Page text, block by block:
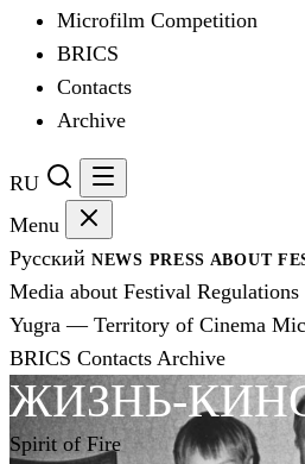
Microfilm Competition
BRICS
Contacts
Archive
RU
Menu
Русский NEWS PRESS ABOUT
Media about Festival Regulations
Yugra — Territory of Cinema
BRICS Contacts Archive
ЖИЗНЬ-
Spirit of Fire